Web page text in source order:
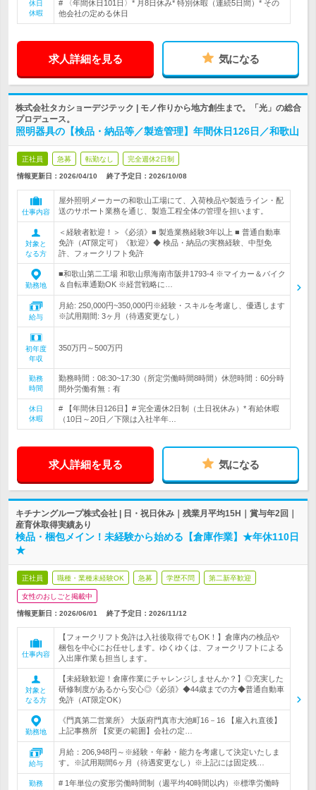
休日
休暇
# 〈年間休日101日〉* 月8日休み* 特別休暇（連続5日間）* その
他会社の定める休日
求人詳細を見る 気になる
株式会社タカショーデジテック | モノ作りから地方創生まで。「光」の総合
プロデュース。
照明器具の【検品・納品等／製造管理】年間休日126日／和歌山
正社員 急募 転勤なし 完全週休2日制
情報更新日：2026/04/10 終了予定日： 2026/10/08
仕事内容
屋外照明メーカーの和歌山工場にて、入荷検品や製造ライン・配
送のサポート業務を通じ、製造工程全体の管理を担います。
対象と
なる方
＜経験者歓迎！＞《必須》■ 製造業務経験3年以上 ■ 普通自動車
免許（AT限定可）《歓迎》◆ 検品・納品の実務経験、中型免
許、フォークリフト免許
勤務地
■和歌山第二工場 和歌山県海南市阪井1793-4 ※マイカー＆バイク
＆自転車通勤OK ※経営戦略に…
給与
月給: 250,000円~350,000円※経験・スキルを考慮し、優遇します
※試用期間: 3ヶ月（待遇変更なし）
初年度
年収
350万円～500万円
勤務
時間
勤務時間：08:30~17:30（所定労働時間8時間）休憩時間：60分時
間外労働有無：有
休日
休暇
# 【年間休日126日】# 完全週休2日制（土日祝休み）* 有給休暇
（10日～20日／下限は入社半年…
求人詳細を見る 気になる
キチナングループ株式会社 | 日・祝日休み｜残業月平均15H｜賞与年2回｜
産育休取得実績あり
検品・梱包メイン！未経験から始める【倉庫作業】★年休110日
★
正社員 職種・業種未経験OK 急募 学歴不問 第二新卒歓迎
女性のおしごと掲載中
情報更新日：2026/06/01 終了予定日： 2026/11/12
仕事内容
【フォークリフト免許は入社後取得でもOK！】倉庫内の検品や
梱包を中心にお任せします。ゆくゆくは、フォークリフトによる
入出庫作業も担当します。
対象と
なる方
【未経験歓迎！倉庫作業にチャレンジしませんか？】◎充実した
研修制度があるから安心◎《必須》◆44歳までの方◆普通自動車
免許（AT限定OK）
勤務地
《門真第二営業所》 大阪府門真市大池町16－16 【雇入れ直後】
上記事務所 【変更の範囲】会社の定…
給与
月給：206,948円～※経験・年齢・能力を考慮して決定いたしま
す。※試用期間6ヶ月（待遇変更なし）※上記には固定残…
勤務
# 1年単位の変形労働時間制（週平均40時間以内）※標準労働時